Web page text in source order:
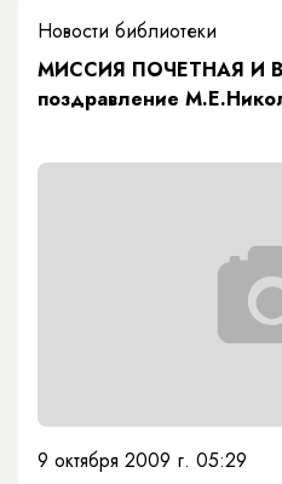
Новости библиотеки
МИССИЯ ПОЧЕТНАЯ И
9 октября 2009 г. 05:29